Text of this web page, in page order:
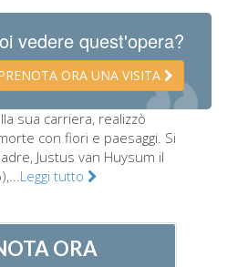
sale
di Firenze
nazionale del Bargello
dell'Accademia
delle Cappelle Medicee
vedere quest'opera?
ORA UNA VISITA
sua carriera, realizzò
con fiori e paesaggi. Si
Justus van Huysum il
Leggi tutto